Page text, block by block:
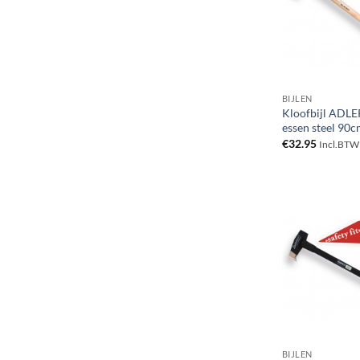
BIJLEN
Kloofbijl
essen steel
€32.95 Incl.BTW
BIJLEN